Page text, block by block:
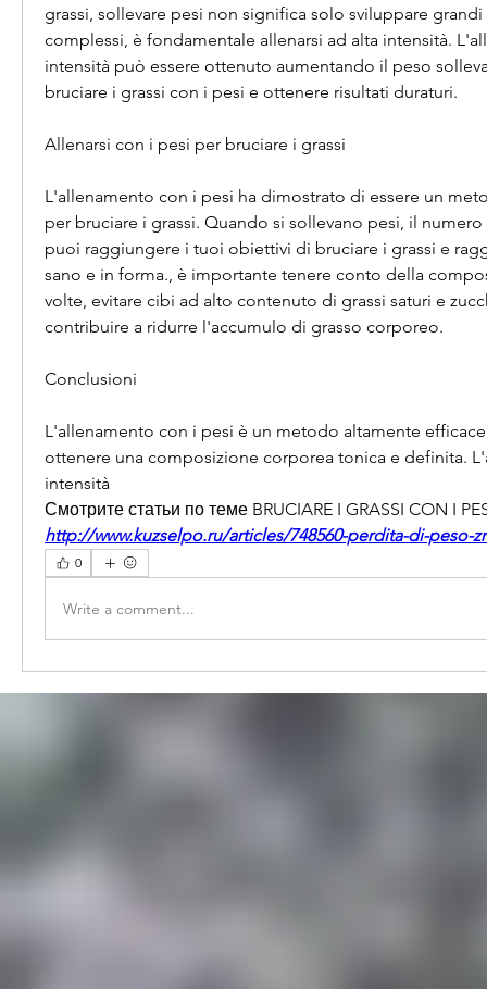
grassi, sollevare pesi non significa solo sviluppare
complessi, è fondamentale allenarsi ad alta intensità.
intensità può essere ottenuto aumentando il peso
bruciare i grassi con i pesi e ottenere risultati duraturi.
Allenarsi con i pesi per bruciare i grassi
L'allenamento con i pesi ha dimostrato di essere un
per bruciare i grassi. Quando si sollevano pesi, il
puoi raggiungere i tuoi obiettivi di bruciare i grassi e
sano e in forma., è importante tenere conto della
volte, evitare cibi ad alto contenuto di grassi saturi e
contribuire a ridurre l'accumulo di grasso corporeo.
Conclusioni
L'allenamento con i pesi è un metodo altamente
ottenere una composizione corporea tonica e definita.
intensità
Смотрите статьи по теме BRUCIARE I GRASSI CON I
http://www.kuzselpo.ru/articles/748560-perdita-di-peso-
0
Write a comment...